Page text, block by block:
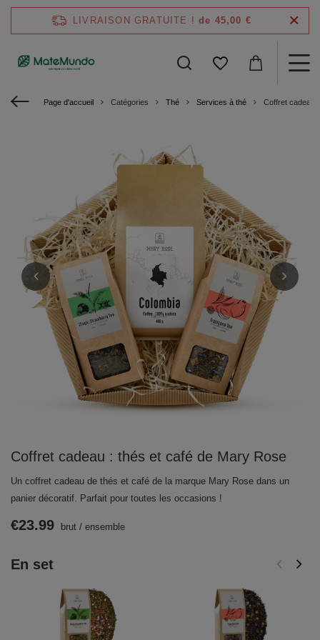
LIVRAISON GRATUITE ! de 45,00 €
Page d'accueil Catégories Thé Services à thé Coffret cadeau
Coffret cadeau : thés et café de Mary Rose
Un coffret cadeau de thés et café de la marque Mary Rose dans un
panier décoratif. Parfait pour toutes les occasions !
En set
€23.99 brut / ensemble